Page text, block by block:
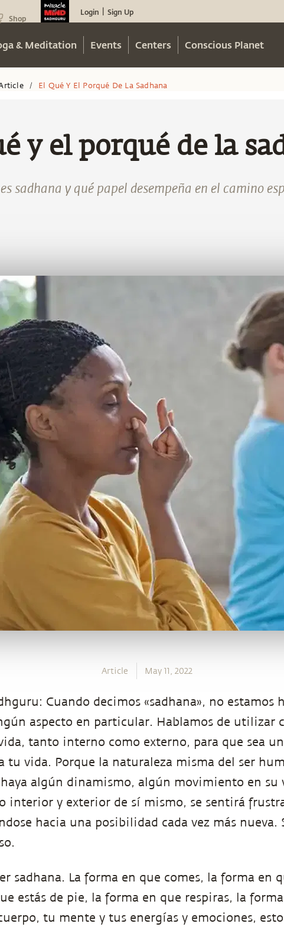
Shop
Login Sign Up
& Meditation Events Centers Conscious Planet
/ El Qué Y El Porqué De La Sadhana
y el porqué de la
sadhana y qué papel desempeña en el camino
Article May 11, 2022
Cuando decimos «sadhana», no estamos
aspecto en particular. Hablamos de utilizar
tanto interno como externo, para que sea
tu vida. Porque la naturaleza misma del ser
algún dinamismo, algún movimiento en su
interior y exterior de sí mismo, se sentirá
hacia una posibilidad cada vez más nueva.
sadhana. La forma en que comes, la forma en
estás de pie, la forma en que respiras, la
tu mente y tus energías y emociones, esto